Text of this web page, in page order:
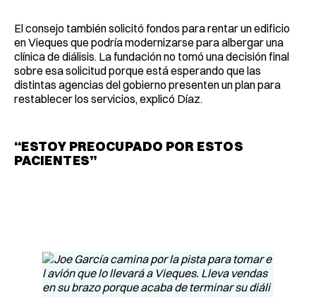
El consejo también solicitó fondos para rentar un edificio
en Vieques que podría modernizarse para albergar una
clínica de diálisis. La fundación no tomó una decisión final
sobre esa solicitud porque está esperando que las
distintas agencias del gobierno presenten un plan para
restablecer los servicios, explicó Díaz.
“ESTOY PREOCUPADO POR ESTOS
PACIENTES”